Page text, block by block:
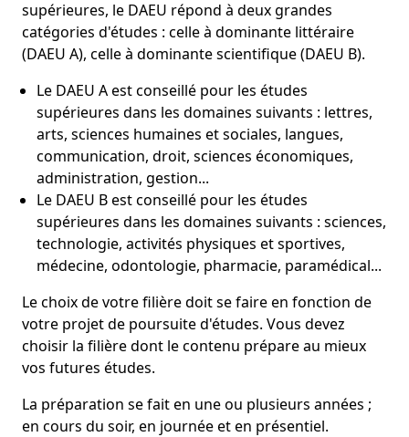
supérieures, le DAEU répond à deux grandes
catégories d'études : celle à dominante littéraire
(DAEU A), celle à dominante scientifique (DAEU B).
Le DAEU A est conseillé pour les études
supérieures dans les domaines suivants : lettres,
arts, sciences humaines et sociales, langues,
communication, droit, sciences économiques,
administration, gestion...
Le DAEU B est conseillé pour les études
supérieures dans les domaines suivants : sciences,
technologie, activités physiques et sportives,
médecine, odontologie, pharmacie, paramédical...
Le choix de votre filière doit se faire en fonction de
votre projet de poursuite d'études. Vous devez
choisir la filière dont le contenu prépare au mieux
vos futures études.
La préparation se fait en une ou plusieurs années ;
en cours du soir, en journée et en présentiel.